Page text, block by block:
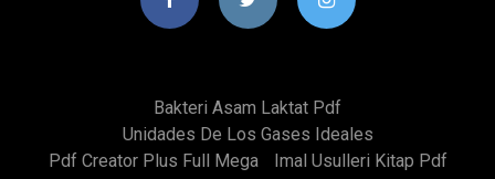
Bakteri Asam Laktat Pdf
Unidades De Los Gases Ideales
Pdf Creator Plus Full Mega
Imal Usulleri Kitap Pdf